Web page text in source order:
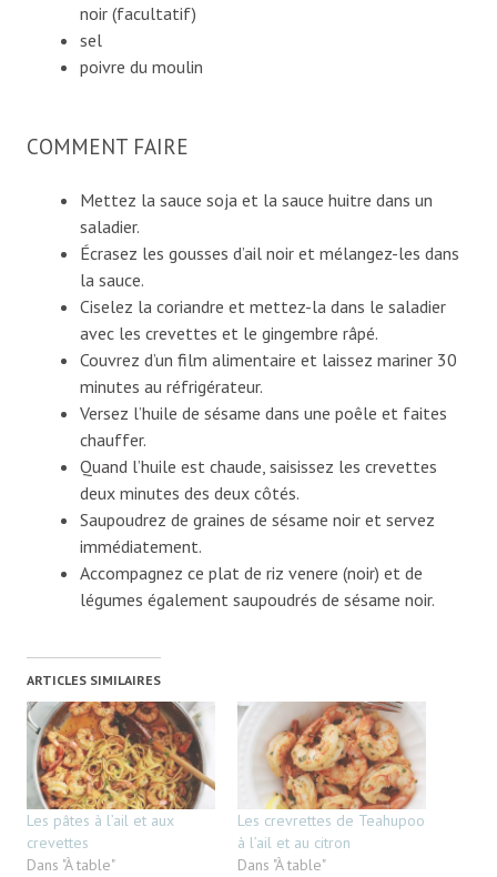
noir (facultatif)
sel
poivre du moulin
COMMENT FAIRE
Mettez la sauce soja et la sauce huitre dans un
saladier.
Écrasez les gousses d’ail noir et mélangez-les dans
la sauce.
Ciselez la coriandre et mettez-la dans le saladier
avec les crevettes et le gingembre râpé.
Couvrez d’un film alimentaire et laissez mariner 30
minutes au réfrigérateur.
Versez l’huile de sésame dans une poêle et faites
chauffer.
Quand l’huile est chaude, saisissez les crevettes
deux minutes des deux côtés.
Saupoudrez de graines de sésame noir et servez
immédiatement.
Accompagnez ce plat de riz venere (noir) et de
légumes également saupoudrés de sésame noir.
ARTICLES SIMILAIRES
Les pâtes à l’ail et aux
crevettes
Dans "À table"
Les crevrettes de Teahupoo
à l’ail et au citron
Dans "À table"